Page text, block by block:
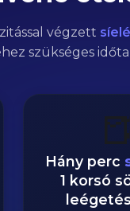
végzett
szükséges
Hány perc
1 korsó